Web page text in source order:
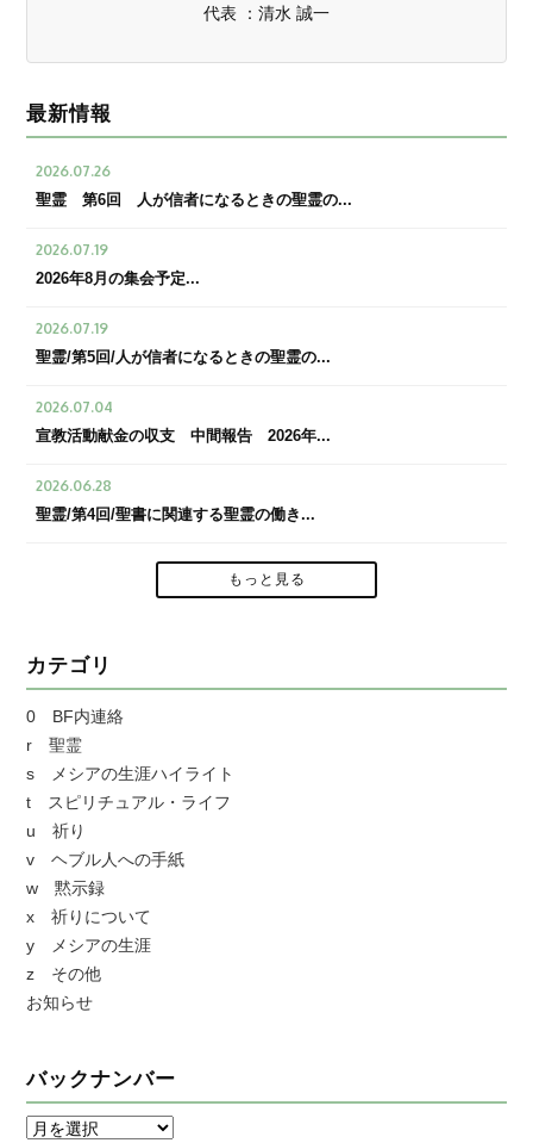
代表 ：清水 誠一
最新情報
2026.07.26
聖霊 第6回 人が信者になるときの聖霊の...
2026.07.19
2026年8月の集会予定...
2026.07.19
聖霊/第5回/人が信者になるときの聖霊の...
2026.07.04
宣教活動献金の収支 中間報告 2026年...
2026.06.28
聖霊/第4回/聖書に関連する聖霊の働き...
もっと見る
カテゴリ
0 BF内連絡
r 聖霊
s メシアの生涯ハイライト
t スピリチュアル・ライフ
u 祈り
v ヘブル人への手紙
w 黙示録
x 祈りについて
y メシアの生涯
z その他
お知らせ
バックナンバー